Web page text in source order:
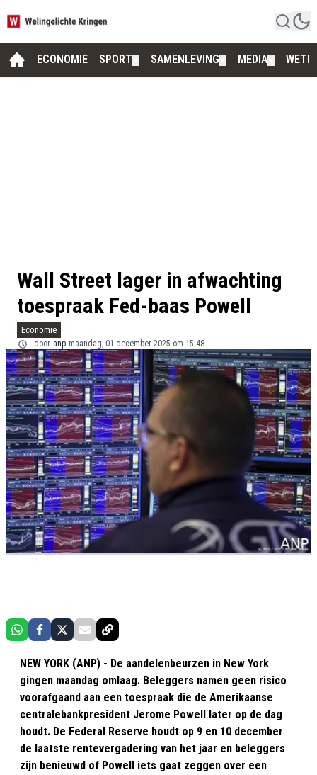
ECONOMIE SPORT SAMENLEVING MEDIA
Wall Street lager in afwachting
toespraak Fed-baas Powell
Economie
door anp maandag, 01 december 2025 om 15:48
NEW YORK (ANP) - De aandelenbeurzen in New York
gingen maandag omlaag. Beleggers namen geen risico
voorafgaand aan een toespraak die de Amerikaanse
centralebankpresident Jerome Powell later op de dag
houdt. De Federal Reserve houdt op 9 en 10 december
de laatste rentevergadering van het jaar en beleggers
zijn benieuwd of Powell iets gaat zeggen over een